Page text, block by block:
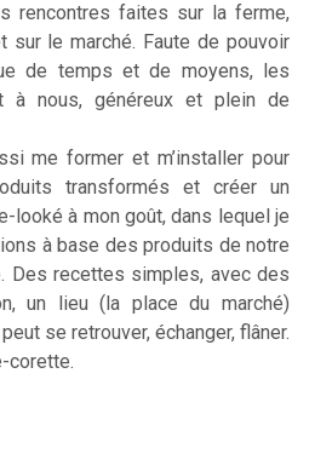
rencontres faites sur la ferme,
sur le marché. Faute de pouvoir
de temps et de moyens, les
à nous, généreux et plein de
me former et m’installer pour
transformés et créer un
looké à mon goût, dans lequel je
à base des produits de notre
Des recettes simples, avec des
un lieu (la place du marché)
se retrouver, échanger, flâner.
corette.